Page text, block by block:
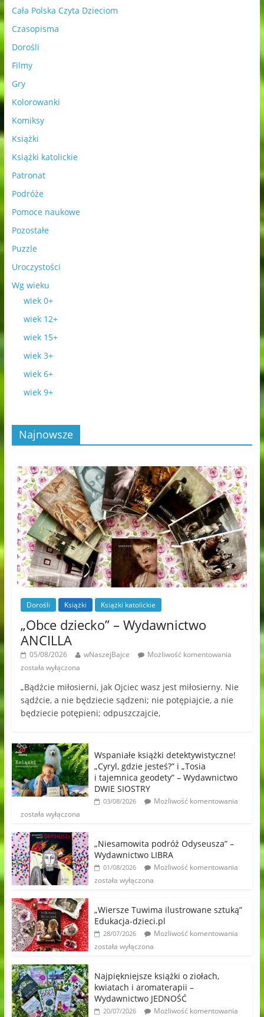
Cała Polska Czyta Dzieciom
Czasopisma
Dorośli
Filmy
Gry
Kolorowanki
Komiksy
Książki
Książki katolickie
Patronat
Podróże
Pomoce naukowe
Pozostałe
Puzzle
Uroczystości
Wg wieku
wiek 0+
wiek 12+
wiek 15+
wiek 3+
wiek 6+
wiek 9+
Najnowsze
Dorośli Książki Książki katolickie
„Obce dziecko” – Wydawnictwo
ANCILLA
05/08/2026 wNaszejBajce
Możliwość komentowania
została wyłączona
„Bądźcie miłosierni, jak Ojciec wasz jest miłosierny. Nie
sądźcie, a nie będziecie sądzeni; nie potępiajcie, a nie
będziecie potępieni; odpuszczajcie,
Wspaniałe książki detektywistyczne!
„Cyryl, gdzie jesteś?” i „Tosia
i tajemnica geodety” – Wydawnictwo
DWIE SIOSTRY
03/08/2026
Możliwość komentowania
została wyłączona
„Niesamowita podróż Odyseusza” –
Wydawnictwo LIBRA
01/08/2026
Możliwość komentowania
została wyłączona
„Wiersze Tuwima ilustrowane sztuką”
Edukacja-dzieci.pl
28/07/2026
Możliwość komentowania
została wyłączona
Najpiękniejsze książki o ziołach,
kwiatach i aromaterapii –
Wydawnictwo JEDNOŚĆ
20/07/2026
Możliwość komentowania